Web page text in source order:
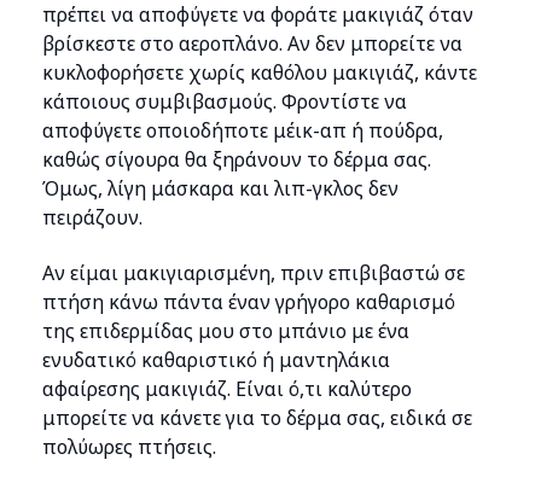
πρέπει να αποφύγετε να φοράτε μακιγιάζ όταν
βρίσκεστε στο αεροπλάνο. Αν δεν μπορείτε να
κυκλοφορήσετε χωρίς καθόλου μακιγιάζ, κάντε
κάποιους συμβιβασμούς. Φροντίστε να
αποφύγετε οποιοδήποτε μέικ-απ ή πούδρα,
καθώς σίγουρα θα ξηράνουν το δέρμα σας.
Όμως, λίγη μάσκαρα και λιπ-γκλος δεν
πειράζουν.
Αν είμαι μακιγιαρισμένη, πριν επιβιβαστώ σε
πτήση κάνω πάντα έναν γρήγορο καθαρισμό
της επιδερμίδας μου στο μπάνιο με ένα
ενυδατικό καθαριστικό ή μαντηλάκια
αφαίρεσης μακιγιάζ. Είναι ό,τι καλύτερο
μπορείτε να κάνετε για το δέρμα σας, ειδικά σε
πολύωρες πτήσεις.